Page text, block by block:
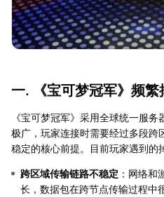
一. 《宝可梦冠军》频繁
《宝可梦冠军》采用全球统一服
极广，玩家连接时需要经过多段跨
稳定的核心前提。目前玩家遇到的
跨区域传输链路不稳定 ：网络和
长，数据包在跨节点传输过程中